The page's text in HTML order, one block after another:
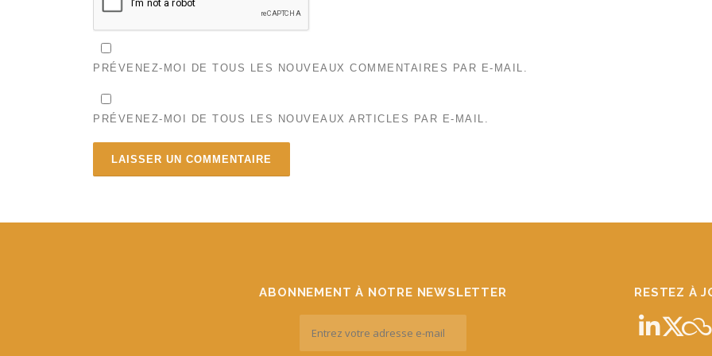
PRÉVENEZ-MOI DE TOUS LES NOUVEAUX COMMENTAIRES PAR E-MAIL.
PRÉVENEZ-MOI DE TOUS LES NOUVEAUX ARTICLES PAR E-MAIL.
ABONNEMENT À NOTRE NEWSLETTER RESTEZ À